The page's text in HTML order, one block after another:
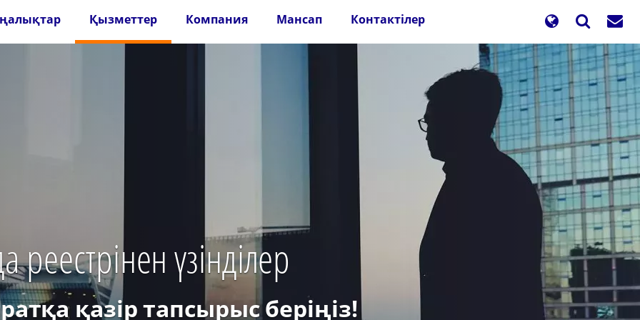
Қызметтер Компания Мансап Контактілер
реестрінен үзінділер
қазір тапсырыс беріңіз!